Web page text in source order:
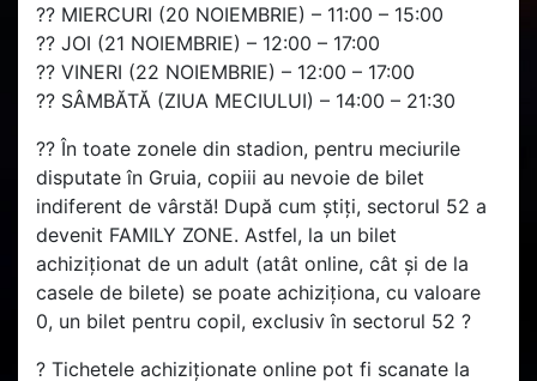
?? MIERCURI (20 NOIEMBRIE) – 11:00 – 15:00
?? JOI (21 NOIEMBRIE) – 12:00 – 17:00
?? VINERI (22 NOIEMBRIE) – 12:00 – 17:00
?? SÂMBĂTĂ (ZIUA MECIULUI) – 14:00 – 21:30
?? În toate zonele din stadion, pentru meciurile
disputate în Gruia, copiii au nevoie de bilet
indiferent de vârstă! După cum știți, sectorul 52 a
devenit FAMILY ZONE. Astfel, la un bilet
achiziționat de un adult (atât online, cât și de la
casele de bilete) se poate achiziționa, cu valoare
0, un bilet pentru copil, exclusiv în sectorul 52 ?️
? Tichetele achiziționate online pot fi scanate la